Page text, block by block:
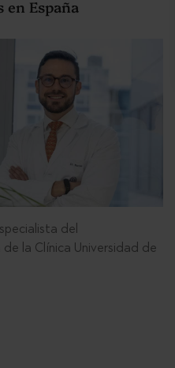
en España
del
la Clínica Universidad de